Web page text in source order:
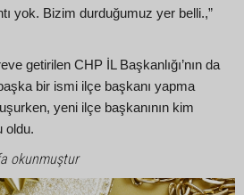
yok. Bizim durduğumuz yer belli.,”
getirilen CHP İL Başkanlığı’nın da
bir ismi ilçe başkanı yapma
yeni ilçe başkanının kim
oldu.
okunmuştur